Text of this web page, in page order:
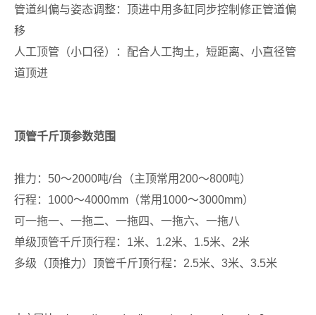
管道纠偏与姿态调整：顶进中用多缸同步控制修正管道偏
移
人工顶管（小口径）：配合人工掏土，短距离、小直径管
道顶进
顶管千斤顶参数范围
推力： 50～2000吨/台（主顶常用 200～800吨）
行程： 1000～4000mm （常用 1000～3000mm）
可一拖一、一拖二、一拖四、一拖六、一拖八
单级顶管千斤顶行程： 1米、 1.2米、 1.5米、 2米
多级（顶推力）顶管千斤顶行程： 2.5米、 3米、 3.5米